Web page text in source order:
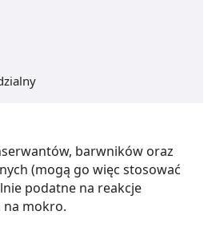
barwników oraz
(mogą go więc stosować
podatne na reakcje
na mokro.